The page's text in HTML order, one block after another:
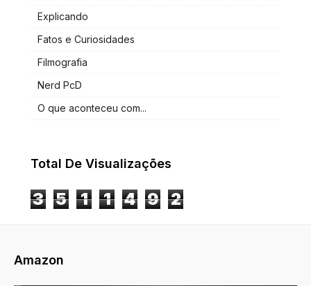
Explicando
Fatos e Curiosidades
Filmografia
Nerd PcD
O que aconteceu com...
Total De Visualizações
3 5 1 1 4 9 2
Amazon